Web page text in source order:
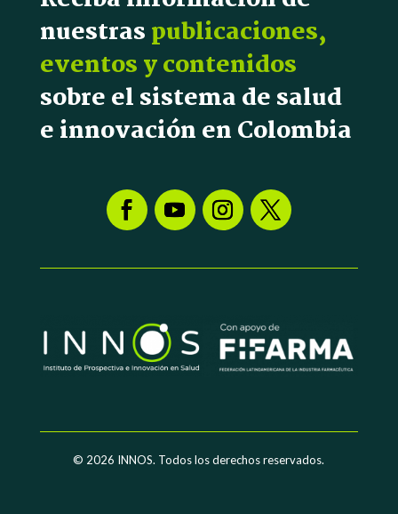
nuestraspublicaciones,
eventos y contenidos
sobre el sistema de salud
e innovación en Colombia
© 2026 INNOS. Todos los derechos reservados.